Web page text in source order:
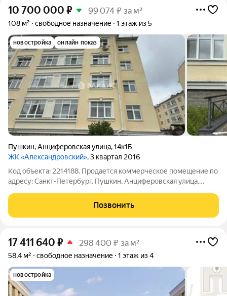
10 700 000 ₽ 99 074 ₽ за м²
108 м² свободное назначение 1 этаж из 5
новостройка онлайн показ
Пушкин,Анциферовская улица,14к1Б
ЖК «Александровский», 3 квартал 2016
Код объекта: 2214188. Продается коммерческое помещение по
адресу: Санкт-Петербург, Пушкин, Анциферовская улица,
момент есть арендатор - WILDBERRIES. Но если у вас есть
другие планы на это
Позвонить
17 411 640 ₽ 298 400 ₽ за м²
58,4 м² свободное назначение 1 этаж из 4
новостройка